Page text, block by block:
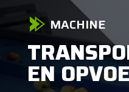
MACHINE
EN